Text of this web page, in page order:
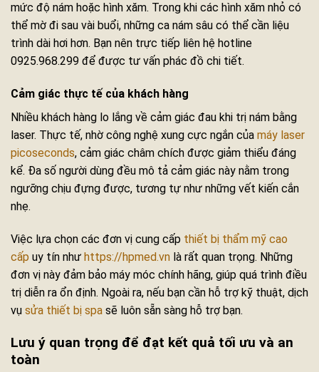
mức độ nám hoặc hình xăm. Trong khi các hình xăm nhỏ có
thể mờ đi sau vài buổi, những ca nám sâu có thể cần liệu
trình dài hơi hơn. Bạn nên trực tiếp liên hệ hotline
0925.968.299 để được tư vấn phác đồ chi tiết.
Cảm giác thực tế của khách hàng
Nhiều khách hàng lo lắng về cảm giác đau khi trị nám bằng
laser. Thực tế, nhờ công nghệ xung cực ngắn của máy laser
picoseconds, cảm giác châm chích được giảm thiểu đáng
kể. Đa số người dùng đều mô tả cảm giác này nằm trong
ngưỡng chịu đựng được, tương tự như những vết kiến cắn
nhẹ.
Việc lựa chọn các đơn vị cung cấp thiết bị thẩm mỹ cao
cấp uy tín như https://hpmed.vn là rất quan trọng. Những
đơn vị này đảm bảo máy móc chính hãng, giúp quá trình điều
trị diễn ra ổn định. Ngoài ra, nếu bạn cần hỗ trợ kỹ thuật, dịch
vụ sửa thiết bị spa sẽ luôn sẵn sàng hỗ trợ bạn.
Lưu ý quan trọng để đạt kết quả tối ưu và an
toàn